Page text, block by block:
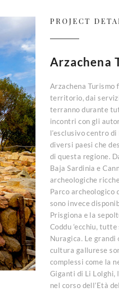
PROJECT
Arzachena
Arzachena
territorio, dai
terranno durante
incontri con gli
l’esclusivo centro
diversi paesi che
di questa regione.
Baja Sardinia e
archeologiche
Parco archeologico
sono invece
Prisgiona e la
Coddu ‘ecchiu,
Nuragica. Le grandi
cultura gallurese
complessi come la
Giganti di Li Lolghi,
nel corso dell’Età